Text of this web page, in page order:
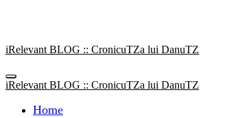
iRelevant BLOG :: CronicuTZa lui DanuTZ
iRelevant BLOG :: CronicuTZa lui DanuTZ
Home